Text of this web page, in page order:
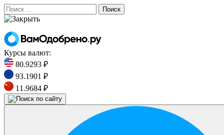
Поиск
Курсы валют:
80.9293 ₽
93.1901 ₽
11.9684 ₽